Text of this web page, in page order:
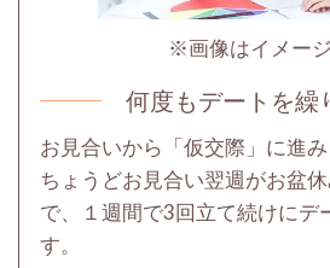
※画像はイメー
何度もデートを繰
お見合いから「仮交際」に進み
ちょうどお見合い翌週がお盆
で、１週間で3回立て続けにデ
す。